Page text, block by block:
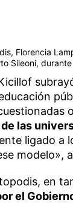
Florencia
Sileoni,
las
ligado a
modelo»,
en
el